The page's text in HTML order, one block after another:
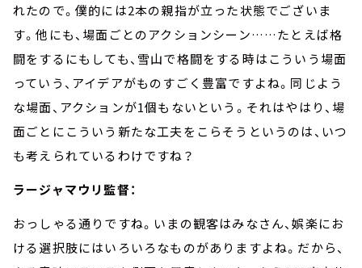
れたので。僕的には2本の親指が立った状態でございま
す。他にも、場面ごとのアクションシーン……たとえば格
闘をするにもしても、雪山で格闘をする時はこういう場面
っていう、アイデアがものすごく豊富ですよね。同じよう
な場面、アクションが1個もないという。それはやはり、場
面ごとにこういう新たな工夫をこらそうというのは、いつ
も考えられているわけですね？
ラージャマウリ監督：
おっしゃる通りですね。いまの観客はみなさん、娯楽にお
ける選択肢にはいろいろなものがありますよね。だから、